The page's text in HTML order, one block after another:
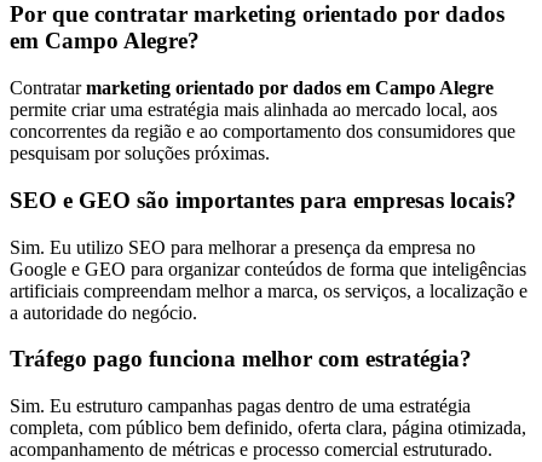
Por que contratar marketing orientado por dados
em Campo Alegre?
Contratarmarketing orientado por dados em Campo Alegre
permite criar uma estratégia mais alinhada ao mercado local, aos
concorrentes da região e ao comportamento dos consumidores que
pesquisam por soluções próximas.
SEO e GEO são importantes para empresas locais?
Sim. Eu utilizo SEO para melhorar a presença da empresa no
Google e GEO para organizar conteúdos de forma que inteligências
artificiais compreendam melhor a marca, os serviços, a localização e
a autoridade do negócio.
Tráfego pago funciona melhor com estratégia?
Sim. Eu estruturo campanhas pagas dentro de uma estratégia
completa, com público bem definido, oferta clara, página otimizada,
acompanhamento de métricas e processo comercial estruturado.